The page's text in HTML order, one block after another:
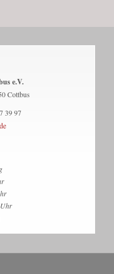
e.V.
Cottbus
39 97